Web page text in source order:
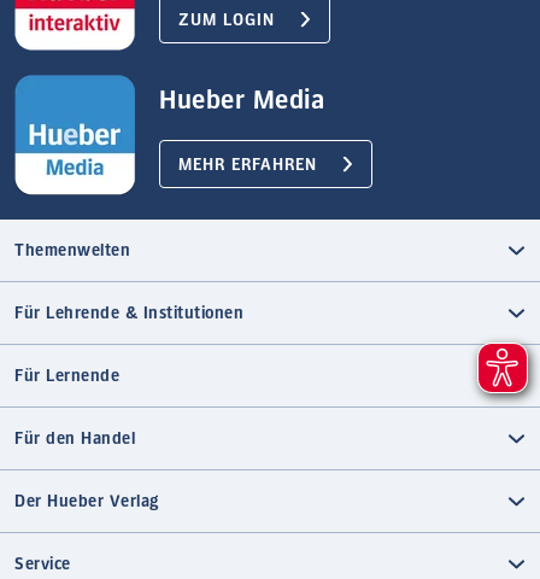
ZUM LOGIN
Hueber Media
MEHR ERFAHREN
Themenwelten
Für Lehrende & Institutionen
Für Lernende
Für den Handel
Der Hueber Verlag
Service